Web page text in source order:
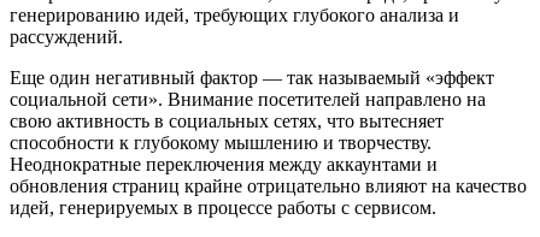
генерированию идей, требующих глубокого анализа и
рассуждений.
Еще один негативный фактор — так называемый «эффект
социальной сети». Внимание посетителей направлено на
свою активность в социальных сетях, что вытесняет
способности к глубокому мышлению и творчеству.
Неоднократные переключения между аккаунтами и
обновления страниц крайне отрицательно влияют на качество
идей, генерируемых в процессе работы с сервисом.